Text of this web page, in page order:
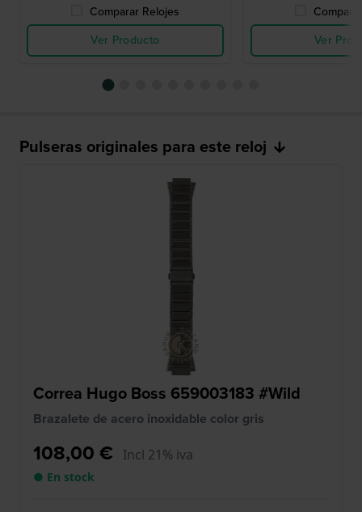
Comparar Relojes
Ver Producto
Ver
Pulseras originales para este reloj
Correa Hugo Boss 659003183 #Wild
Brazalete de acero inoxidable color gris
108,00 € Incl 21% iva
● En stock